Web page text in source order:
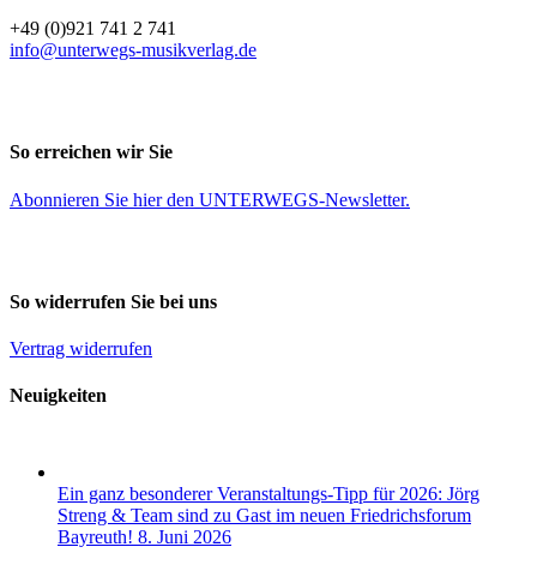
+49 (0)921 741 2 741
info@unterwegs-musikverlag.de
So erreichen wir Sie
Abonnieren Sie hierden UNTERWEGS-Newsletter.
So widerrufen Sie bei uns
Vertrag widerrufen
Neuigkeiten
Ein ganz besonderer Veranstaltungs-Tipp für 2026: Jörg
Streng & Team sind zu Gast im neuen Friedrichsforum
Bayreuth! 8. Juni 2026